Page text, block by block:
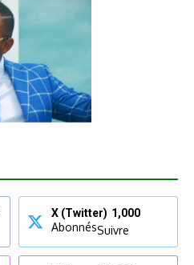
X (Twitter) 1,000
AbonnésSuivre